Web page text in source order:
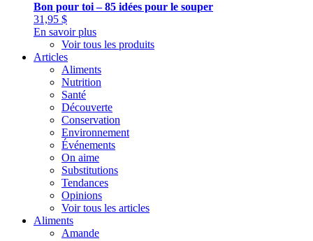
Bon pour toi – 85 idées pour le souper
31,95 $
En savoir plus
Voir tous les produits
Articles
Aliments
Nutrition
Santé
Découverte
Conservation
Environnement
Événements
On aime
Substitutions
Tendances
Opinions
Voir tous les articles
Aliments
Amande